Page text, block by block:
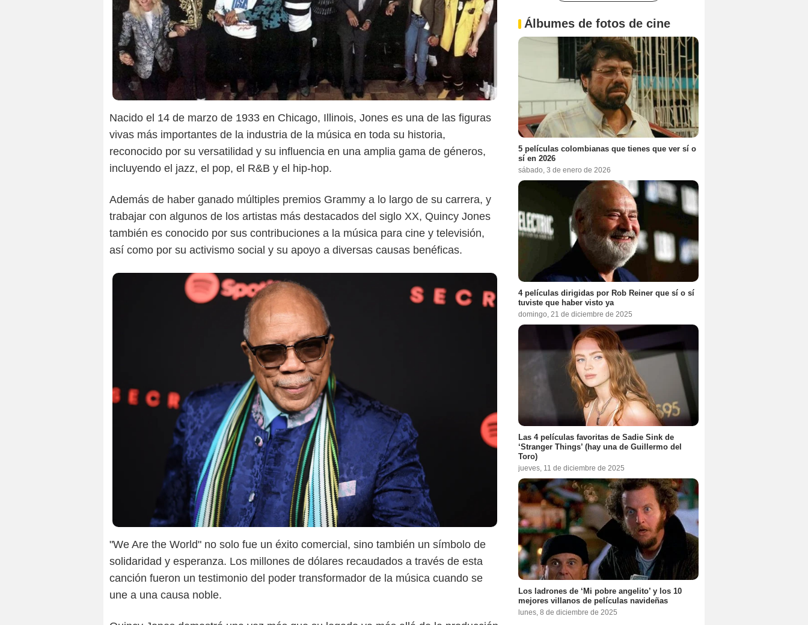
Nacido el 14 de marzo de 1933 en Chicago, Illinois, Jones es una de las figuras
vivas más importantes de la industria de la música en toda su historia,
reconocido por su versatilidad y su influencia en una amplia gama de géneros,
incluyendo el jazz, el pop, el R&B y el hip-hop.
Además de haber ganado múltiples premios Grammy a lo largo de su carrera, y
trabajar con algunos de los artistas más destacados del siglo XX, Quincy Jones
también es conocido por sus contribuciones a la música para cine y televisión,
así como por su activismo social y su apoyo a diversas causas benéficas.
Google
"We Are the World" no solo fue un éxito comercial, sino también un símbolo de
solidaridad y esperanza. Los millones de dólares recaudados a través de esta
canción fueron un testimonio del poder transformador de la música cuando se
une a una causa noble.
Álbumes de fotos de cine
5 películas colombianas que tienes que ver sí o
sí en 2026
sábado, 3 de enero de 2026
4 películas dirigidas por Rob Reiner que sí o sí
tuviste que haber visto ya
domingo, 21 de diciembre de 2025
Las 4 películas favoritas de Sadie Sink de
‘Stranger Things’ (hay una de Guillermo del
Toro)
jueves, 11 de diciembre de 2025
Los ladrones de ‘Mi pobre angelito’ y los 10
mejores villanos de películas navideñas
lunes, 8 de diciembre de 2025